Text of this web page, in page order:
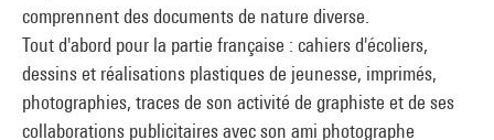
comprennent des documents de nature diverse.
Tout d'abord pour la partie française : cahiers d'écoliers,
dessins et réalisations plastiques de jeunesse, imprimés,
photographies, traces de son activité de graphiste et de ses
collaborations publicitaires avec son ami photographe